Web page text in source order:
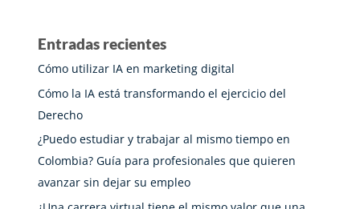
Entradas recientes
Cómo utilizar IA en marketing digital
Cómo la IA está transformando el ejercicio del
Derecho
¿Puedo estudiar y trabajar al mismo tiempo en
Colombia? Guía para profesionales que quieren
avanzar sin dejar su empleo